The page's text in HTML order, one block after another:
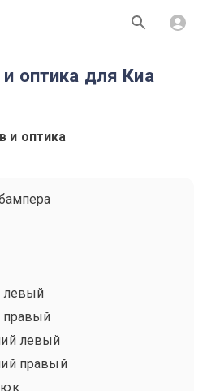
и оптика для Киа
и оптика
левый
правый
левый
правый